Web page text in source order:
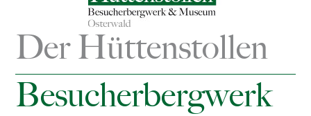
Der Hüttenstollen
Besucherbergwerk